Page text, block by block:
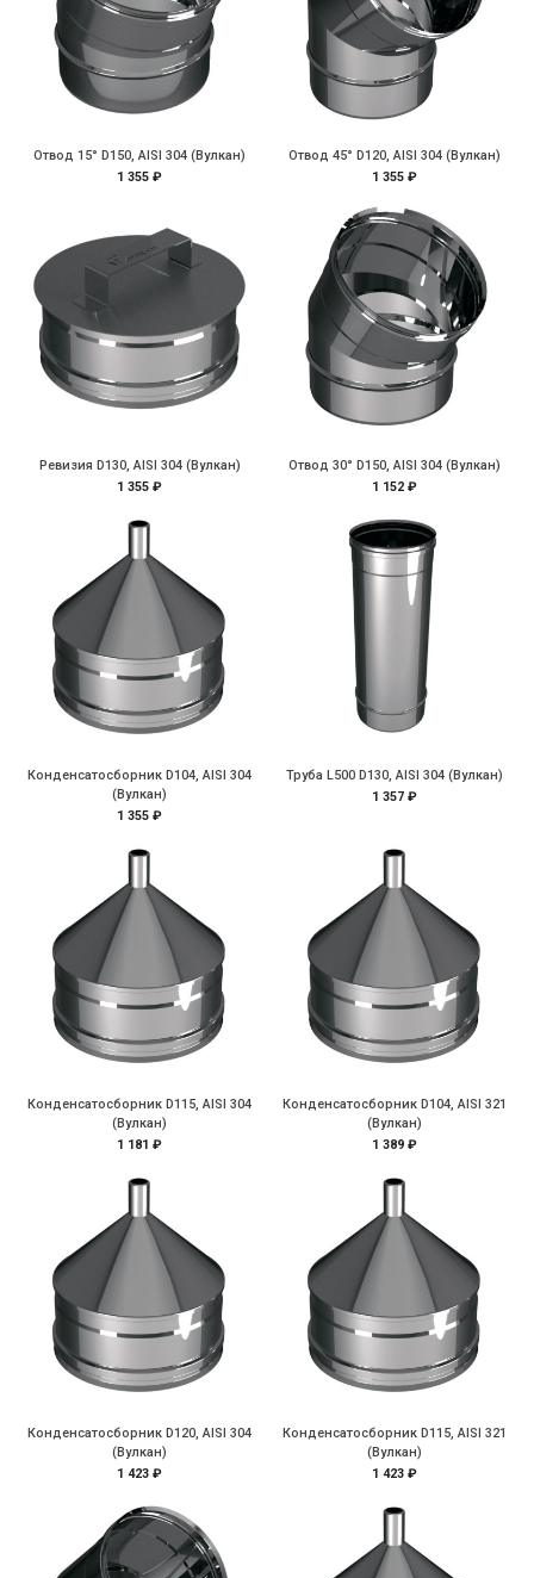
Отвод 15° D150, AISI 304 (Вулкан)
1 355 ₽
Отвод 45° D120, AISI 304 (Вулкан)
1 355 ₽
Ревизия D130, AISI 304 (Вулкан)
1 355 ₽
Отвод 30° D150, AISI 304 (Вулкан)
1 152 ₽
Конденсатосборник D104, AISI 304
(Вулкан)
1 355 ₽
Труба L500 D130, AISI 304 (Вулкан)
1 357 ₽
Конденсатосборник D115, AISI 304
(Вулкан)
1 181 ₽
Конденсатосборник D104, AISI 321
(Вулкан)
1 389 ₽
Конденсатосборник D120, AISI 304
(Вулкан)
1 423 ₽
Конденсатосборник D115, AISI 321
(Вулкан)
1 423 ₽